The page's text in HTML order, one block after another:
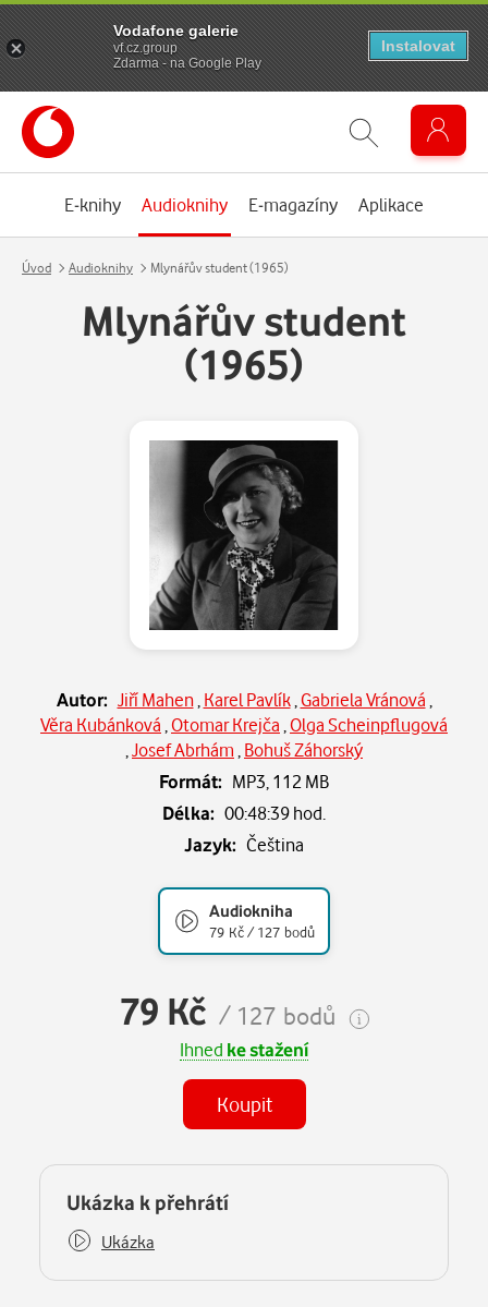
E-knihy Audioknihy E-magazíny Aplikace
Úvod Audioknihy Mlynářův student (1965)
Mlynářův student
(1965)
Autor: Jiří Mahen, Karel Pavlík, Gabriela Vránová
Věra Kubánková Otomar Krejča Olga Scheinpflugová
Josef Abrhám Bohuš Záhorský
Formát: MP3, 112 MB
Délka: 00:48:39 hod.
Jazyk: Čeština
Audiokniha
79 Kč / 127 bodů
79 Kč / 127 bodů
Ihned ke stažení
Koupit
Některé kapitoly již máte zakoupeny.
Ukázka k přehrátí
Ukázka
Vodafone galerie
vf.cz.group
Zdarma - na Google Play
Instalovat